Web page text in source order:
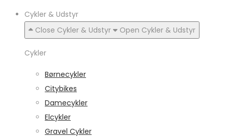
Cykler & Udstyr
Close Cykler & Udstyr
Open Cykler & Udstyr
Cykler
Børnecykler
Citybikes
Damecykler
Elcykler
Gravel Cykler